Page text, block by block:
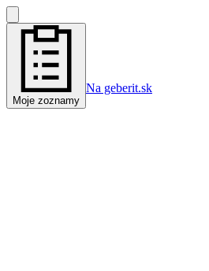
Moje zoznamy
Na geberit.sk